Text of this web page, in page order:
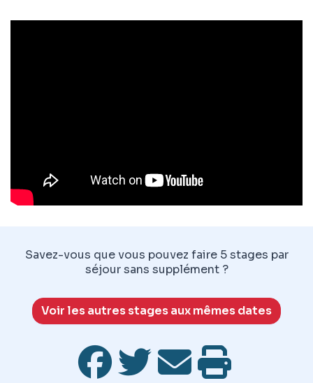
Savez-vous que vous pouvez faire 5 stages par
séjour sans supplément ?
Voir les autres stages aux mêmes dates